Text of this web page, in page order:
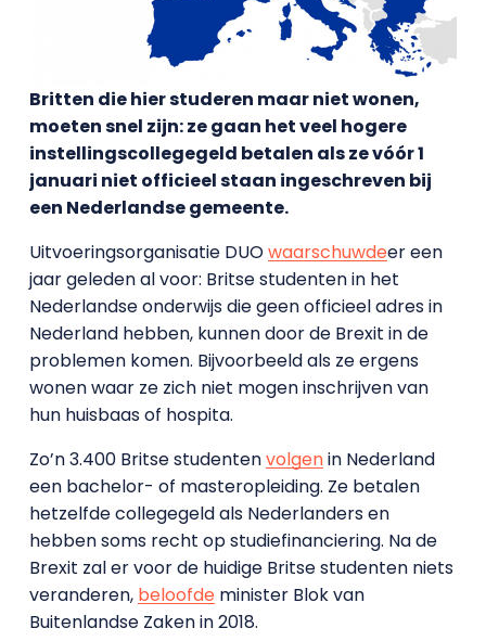
Britten die hier studeren maar niet wonen,
moeten snel zijn: ze gaan het veel hogere
instellingscollegegeld betalen als ze vóór 1
januari niet officieel staan ingeschreven bij
een Nederlandse gemeente.
Uitvoeringsorganisatie DUOwaarschuwdeer een
jaar geleden al voor: Britse studenten in het
Nederlandse onderwijs die geen officieel adres in
Nederland hebben, kunnen door de Brexit in de
problemen komen. Bijvoorbeeld als ze ergens
wonen waar ze zich niet mogen inschrijven van
hun huisbaas of hospita.
Zo’n 3.400 Britse studentenvolgenin Nederland
een bachelor- of masteropleiding. Ze betalen
hetzelfde collegegeld als Nederlanders en
hebben soms recht op studiefinanciering. Na de
Brexit zal er voor de huidige Britse studenten niets
veranderen, beloofdeminister Blok van
Buitenlandse Zaken in 2018.